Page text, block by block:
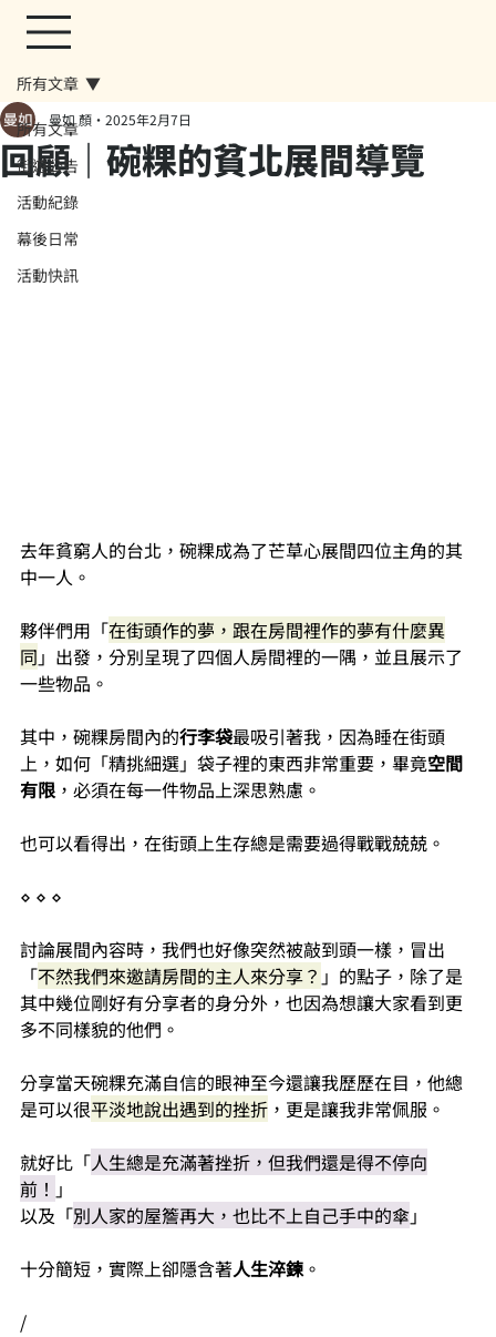
所有文章
街遊公告
活動紀錄
幕後日常
活動快訊
所有文章
回顧｜碗粿的貧北展間導覽
曼如 顏 2025年2月7日
去年貧窮人的台北，碗粿成為了芒草心展間四位主角的其
中一人。
夥伴們用「在街頭作的夢，跟在房間裡作的夢有什麼異
同 」出發，分別呈現了四個人房間裡的一隅，並且展示了
一些物品。
其中，碗粿房間內的行李袋最吸引著我，因為睡在街頭
上，如何「精挑細選」袋子裡的東西非常重要，畢竟空間
有限，必須在每一件物品上深思熟慮。
也可以看得出，在街頭上生存總是需要過得戰戰兢兢。
⋄ ⋄ ⋄
討論展間內容時，我們也好像突然被敲到頭一樣，冒出
「不然我們來邀請房間的主人來分享？ 」的點子，除了是
其中幾位剛好有分享者的身分外，也因為想讓大家看到更
多不同樣貌的他們。
分享當天碗粿充滿自信的眼神至今還讓我歷歷在目，他總
是可以很平淡地說出遇到的挫折 ，更是讓我非常佩服。
就好比「人生總是充滿著挫折，但我們還是得不停向
前！ 」
以及「別人家的屋簷再大，也比不上自己手中的傘」
十分簡短，實際上卻隱含著人生淬鍊。
/